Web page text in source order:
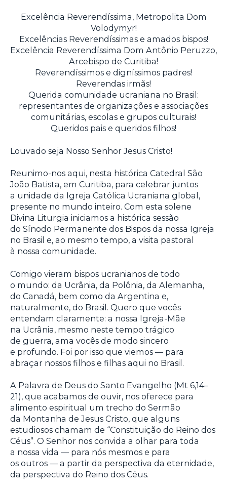
Excelência Reverendíssima, Metropolita Dom
Volodymyr!
Excelências Reverendíssimas e amados bispos!
Excelência Reverendíssima Dom Antônio Peruzzo,
Arcebispo de Curitiba!
Reverendíssimos e digníssimos padres!
Reverendas irmãs!
Querida comunidade ucraniana no Brasil:
representantes de organizações e associações
comunitárias, escolas e grupos culturais!
Queridos pais e queridos filhos!
Louvado seja Nosso Senhor Jesus Cristo!
Reunimo-nos aqui, nesta histórica Catedral São
João Batista, em Curitiba, para celebrar juntos
a unidade da Igreja Católica Ucraniana global,
presente no mundo inteiro. Com esta solene
Divina Liturgia iniciamos a histórica sessão
do Sínodo Permanente dos Bispos da nossa Igreja
no Brasil e, ao mesmo tempo, a visita pastoral
à nossa comunidade.
Comigo vieram bispos ucranianos de todo
o mundo: da Ucrânia, da Polônia, da Alemanha,
do Canadá, bem como da Argentina e,
naturalmente, do Brasil. Quero que vocês
entendam claramente: a nossa Igreja-Mãe
na Ucrânia, mesmo neste tempo trágico
de guerra, ama vocês de modo sincero
e profundo. Foi por isso que viemos — para
abraçar nossos filhos e filhas aqui no Brasil.
A Palavra de Deus do Santo Evangelho (Mt 6,14–
21), que acabamos de ouvir, nos oferece para
alimento espiritual um trecho do Sermão
da Montanha de Jesus Cristo, que alguns
estudiosos chamam de “Constituição do Reino dos
Céus”. O Senhor nos convida a olhar para toda
a nossa vida — para nós mesmos e para
os outros — a partir da perspectiva da eternidade,
da perspectiva do Reino dos Céus.